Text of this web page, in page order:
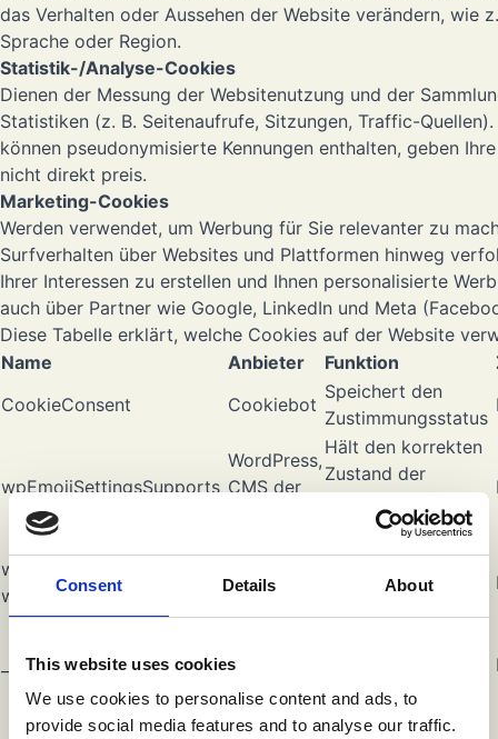
Consent Details About
This website uses cookies
We use cookies to personalise content and ads, to
provide social media features and to analyse our traffic.
das Verhalten oder Aussehen der Website verändern, wie
Sprache oder Region.
Statistik-/Analyse-Cookies
Dienen der Messung der Websitenutzung und der
Statistiken (z. B. Seitenaufrufe, Sitzungen, Traffic-
können pseudonymisierte Kennungen enthalten, geben
nicht direkt preis.
Marketing-Cookies
Werden verwendet, um Werbung für Sie relevanter zu
Surfverhalten über Websites und Plattformen hinweg
Ihrer Interessen zu erstellen und Ihnen personalisierte
auch über Partner wie Google, LinkedIn und Meta
Diese Tabelle erklärt, welche Cookies auf der Website
Name
Anbieter Funktion
CookieConsent
Cookiebot
Speichert den
Zustimmungsstatus
wpEmojiSettingsSupports
WordPress,
CMS der
Hält den korrekten
Zustand der
Einstellungen
wp-
wpml_current_language
WordPress,
CMS der
Sprachpräferenz
_ga
Statistiken
Google
Speichert